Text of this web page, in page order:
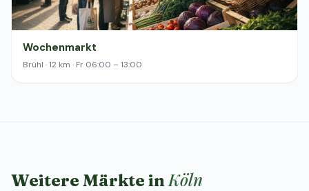
Wochenmarkt
Brühl · 12 km · Fr 06:00 – 13:00
Weitere Märkte inKöln